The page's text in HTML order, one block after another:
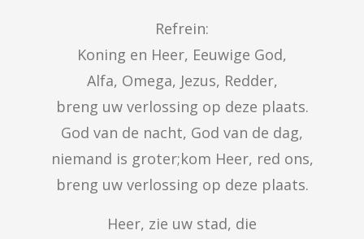
Refrein:
Koning en Heer, Eeuwige God,
Alfa, Omega, Jezus, Redder,
breng uw verlossing op deze plaats.
God van de nacht, God van de dag,
niemand is groter;kom Heer, red ons,
breng uw verlossing op deze plaats.
Heer, zie uw stad, die